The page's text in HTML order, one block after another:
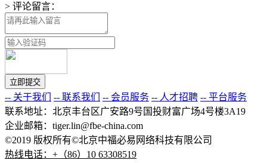
> 评论留言：
-- 关于我们 -- 联系我们 -- 会员服务 -- 人才招聘 -- 平台服务
联系地址：北京丰台区广安路9号国投财富广场4号楼3A19
企业邮箱：tiger.lin@fbe-china.com
©2019 版权所有©北京中福必易网络科技有限公司
热线电话：+（86）10 63308519